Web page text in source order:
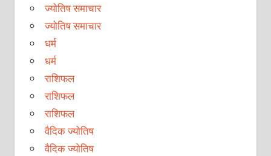
ज्योतिष समाचार
ज्योतिष समाचार
धर्म
धर्म
राशिफल
राशिफल
राशिफल
वैदिक ज्योतिष
वैदिक ज्योतिष